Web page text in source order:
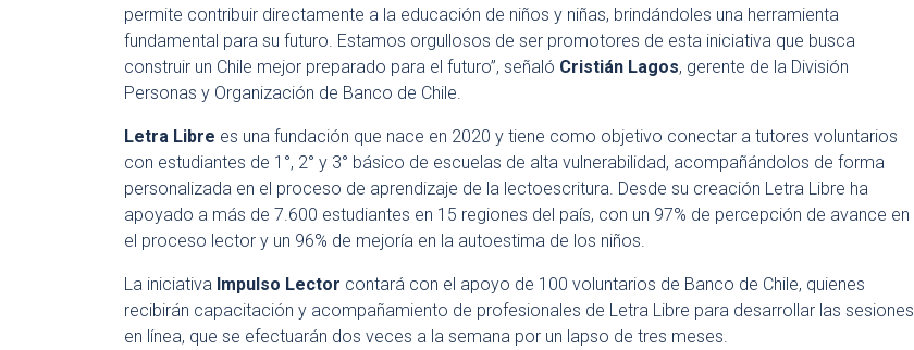
permite contribuir directamente a la educación de niños y niñas, brindándoles una herramienta
fundamental para su futuro. Estamos orgullosos de ser promotores de esta iniciativa que busca
construir un Chile mejor preparado para el futuro”, señaló Cristián Lagos, gerente de la División
Personas y Organización de Banco de Chile.
Letra Libre es una fundación que nace en 2020 y tiene como objetivo conectar a tutores voluntarios
con estudiantes de 1°, 2° y 3° básico de escuelas de alta vulnerabilidad, acompañándolos de forma
personalizada en el proceso de aprendizaje de la lectoescritura. Desde su creación Letra Libre ha
apoyado a más de 7.600 estudiantes en 15 regiones del país, con un 97% de percepción de avance en
el proceso lector y un 96% de mejoría en la autoestima de los niños.
La iniciativa Impulso Lector contará con el apoyo de 100 voluntarios de Banco de Chile, quienes
recibirán capacitación y acompañamiento de profesionales de Letra Libre para desarrollar las sesiones
en línea, que se efectuarán dos veces a la semana por un lapso de tres meses.